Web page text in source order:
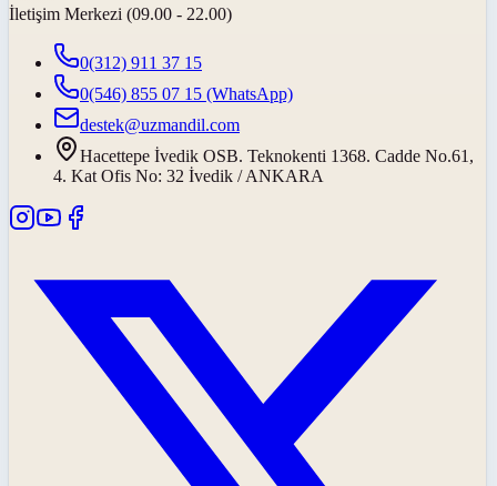
İletişim Merkezi (09.00 - 22.00)
0(312) 911 37 15
0(546) 855 07 15 (WhatsApp)
destek@uzmandil.com
Hacettepe İvedik OSB. Teknokenti 1368. Cadde No.61,
4. Kat Ofis No: 32 İvedik / ANKARA